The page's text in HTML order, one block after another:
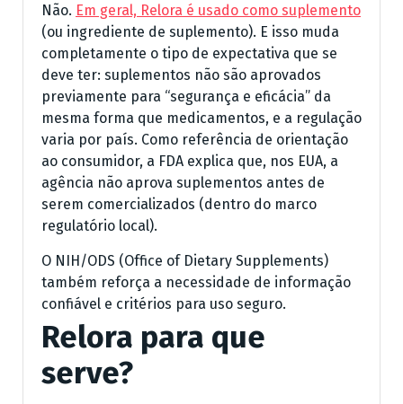
Não. Em geral, Relora é usado como suplemento
(ou ingrediente de suplemento). E isso muda
completamente o tipo de expectativa que se
deve ter: suplementos não são aprovados
previamente para “segurança e eficácia” da
mesma forma que medicamentos, e a regulação
varia por país. Como referência de orientação
ao consumidor, a FDA explica que, nos EUA, a
agência não aprova suplementos antes de
serem comercializados (dentro do marco
regulatório local).
O NIH/ODS (Office of Dietary Supplements)
também reforça a necessidade de informação
confiável e critérios para uso seguro.
Relora para que
serve?